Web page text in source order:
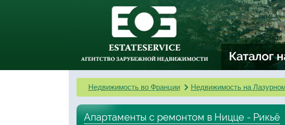
Недвижимость во Франции Недвижимость на
Апартаменты с ремонтом в Ницце - Рикьё